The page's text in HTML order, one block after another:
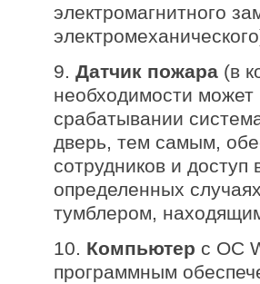
электромагнитного
9. Датчик пожара (в
необходимости
срабатывании
дверь, тем самым,
сотрудников и
определенных
тумблером,
10. Компьютер с ОС
программным